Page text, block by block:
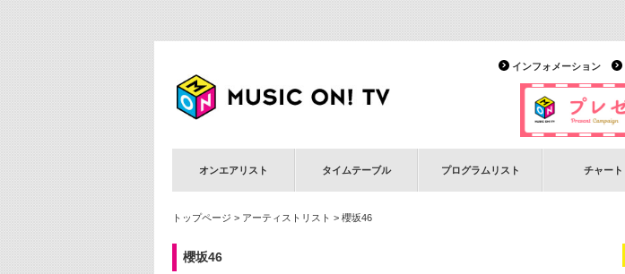
インフォメーション
オンエアリスト タイムテーブル プログラムリスト チャート
トップページ > アーティストリスト > 櫻坂46
櫻坂46